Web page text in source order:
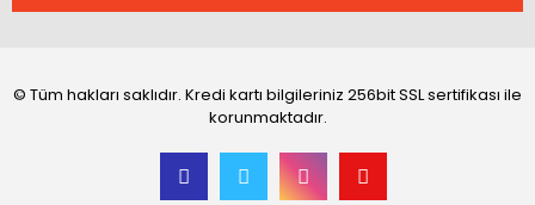
© Tüm hakları saklıdır. Kredi kartı bilgileriniz 256bit SSL sertifikası ile
korunmaktadır.